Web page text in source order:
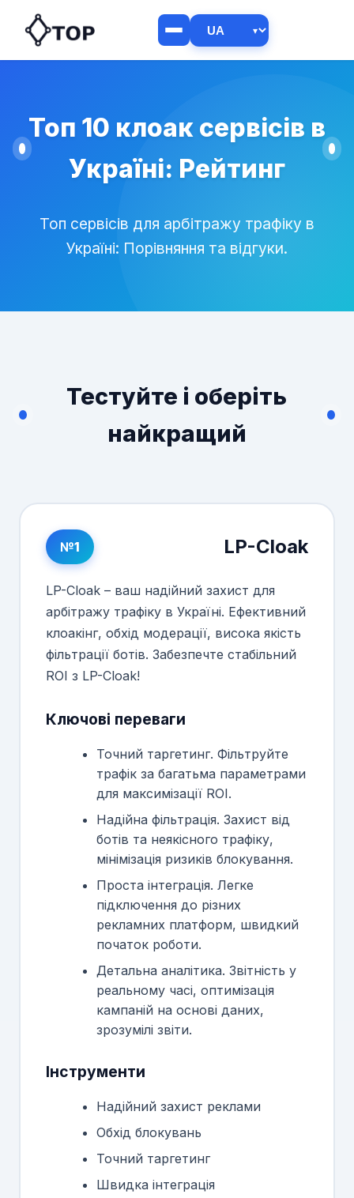
Топ 10 клоак сервісів в
Україні: Рейтинг
Топ сервісів для арбітражу трафіку в
Україні: Порівняння та відгуки.
Тестуйте і оберіть
найкращий
№1 LP-Cloak
LP-Cloak – ваш надійний захист для
арбітражу трафіку в Україні. Ефективний
клоакінг, обхід модерації, висока якість
фільтрації ботів. Забезпечте стабільний
ROI з LP-Cloak!
Ключові переваги
Точний таргетинг. Фільтруйте
трафік за багатьма параметрами
для максимізації ROI.
Надійна фільтрація. Захист від
ботів та неякісного трафіку,
мінімізація ризиків блокування.
Проста інтеграція. Легке
підключення до різних
рекламних платформ, швидкий
початок роботи.
Детальна аналітика. Звітність у
реальному часі, оптимізація
кампаній на основі даних,
зрозумілі звіти.
Інструменти
Надійний захист реклами
Обхід блокувань
Точний таргетинг
Швидка інтеграція